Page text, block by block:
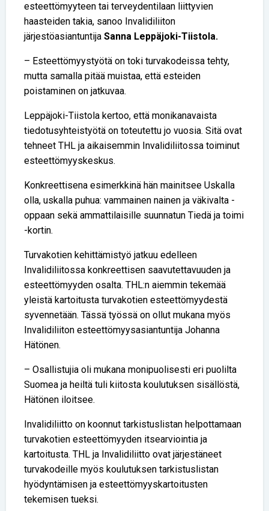
esteettömyyteen tai terveyden­tilaan liittyvien
haasteiden takia, sanoo Invalidiliiton
järjestöasiantuntija Sanna Leppäjoki-Tiistola.
– Esteettömyystyötä on toki turvakodeissa tehty,
mutta samalla pitää muistaa, että esteiden
poistaminen on jatkuvaa.
Leppäjoki-Tiistola kertoo, että moni­kanavaista
tiedotusyhteistyötä on toteutettu jo vuosia. Sitä ovat
tehneet THL ja aikaisemmin Invalidiliitossa toiminut
esteettömyyskeskus.
Konkreettisena esimerkkinä hän mainitsee Uskalla
olla, uskalla puhua: vammainen nainen ja väkivalta -
oppaan sekä ammattilaisille suunnatun Tiedä ja toimi
-kortin.
Turvakotien kehittämistyö jatkuu edelleen
Invalidiliitossa konkreettisen saavutettavuuden ja
esteettömyyden osalta. THL:n aiemmin tekemää
yleistä kartoitusta turvakotien esteettömyydestä
syvennetään. Tässä työssä on ollut mukana myös
Invalidiliiton esteettömyysasiantuntija Johanna
Hätönen.
– Osallistujia oli mukana monipuolisesti eri puolilta
Suomea ja heiltä tuli kiitosta koulutuksen sisällöstä,
Hätönen iloitsee.
Invalidiliitto on koonnut tarkistuslistan helpottamaan
turvakotien esteettömyyden itsearviointia ja
kartoitusta. THL ja Invalidiliitto ovat järjestäneet
turvakodeille myös koulutuksen tarkistuslistan
hyödyntämisen ja esteettömyyskartoitusten
tekemisen tueksi.